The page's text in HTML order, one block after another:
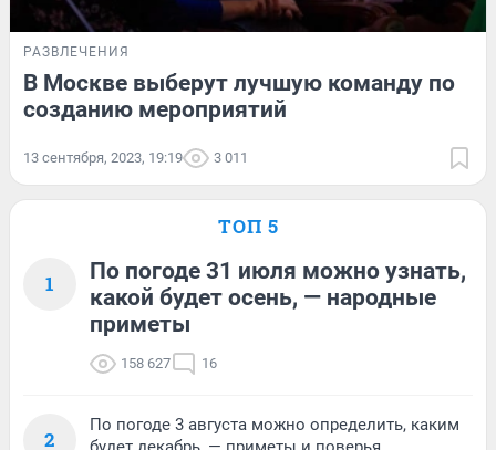
РАЗВЛЕЧЕНИЯ
В Москве выберут лучшую команду по
созданию мероприятий
13 сентября, 2023, 19:19 3 011
ТОП 5
1
По погоде 31 июля можно узнать,
какой будет осень, — народные
приметы
158 627 16
2
По погоде 3 августа можно определить, каким